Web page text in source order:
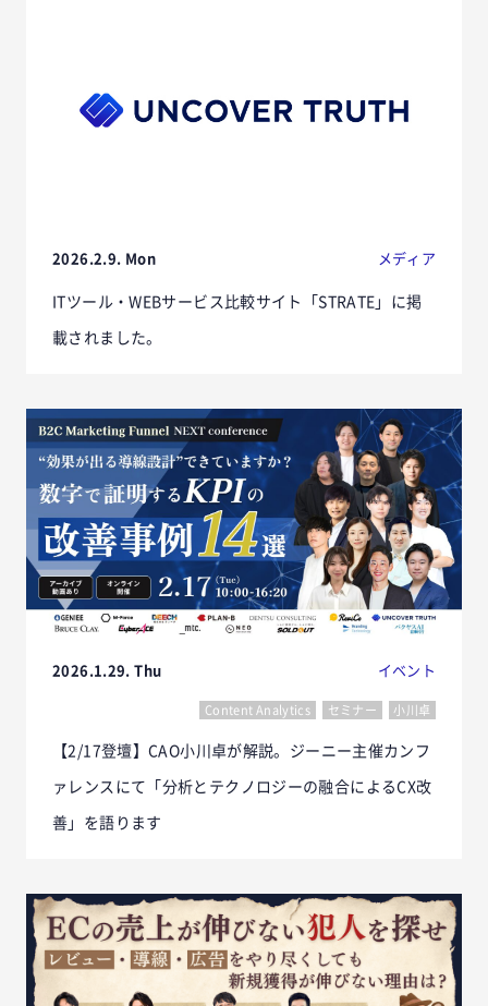
2026.2.9. Mon メディア
ITツール・WEBサービス比較サイト「STRATE」に掲
載されました。
2026.1.29. Thu イベント
Content Analytics セミナー 小川卓
【2/17登壇】CAO小川卓が解説。ジーニー主催カンフ
ァレンスにて「分析とテクノロジーの融合によるCX改
善」を語ります